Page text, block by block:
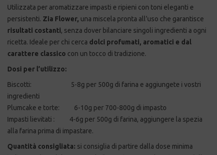
Utilizzata per aromatizzare impasti e ripieni con toni eleganti e
persistenti. Zia Flower, una miscela pronta all’uso che garantisce
risultati costanti, senza dover bilanciare singoli ingredienti a ogni
ricetta. Ideale per chi cerca dolci profumati, aromatici e dal
carattere classico con un tocco di tradizione.
Dosi per l’utilizzo:
Biscotti: 5-8g per 500g di farina e aggiungete i vostri
ingredienti
Plumcake e torte: 6-10g per 700-800g di impasto
Impasti lievitati : 4-6g per 500g di farina, aggiungere la spezia
alla farina prima di impastare.
Quantità consigliata: si consiglia di partire dalla dose minima